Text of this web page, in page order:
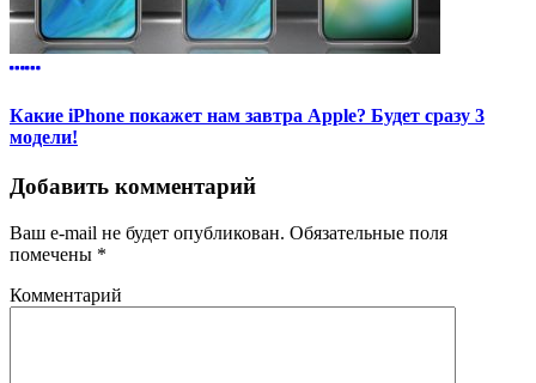
Какие iPhone покажет нам завтра Apple? Будет сразу 3
модели!
Добавить комментарий
Ваш e-mail не будет опубликован. Обязательные поля
помечены *
Комментарий